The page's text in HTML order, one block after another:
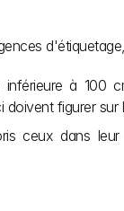
à 100
figurer sur
ceux dans